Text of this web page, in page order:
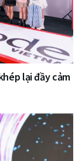
lại đầy cảm